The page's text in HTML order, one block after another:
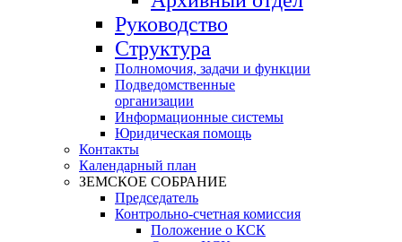
Руководство
Структура
Полномочия, задачи и функции
Подведомственные
организации
Информационные системы
Юридическая помощь
Контакты
Календарный план
ЗЕМСКОЕ СОБРАНИЕ
Председатель
Контрольно-счетная комиссия
Положение о КСК